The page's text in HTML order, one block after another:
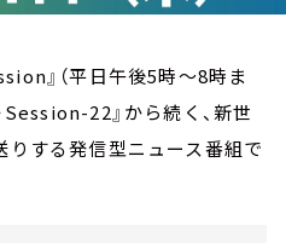
』（平日午後5時～8時ま
Session-22』から続く、新世
りする発信型ニュース番組で